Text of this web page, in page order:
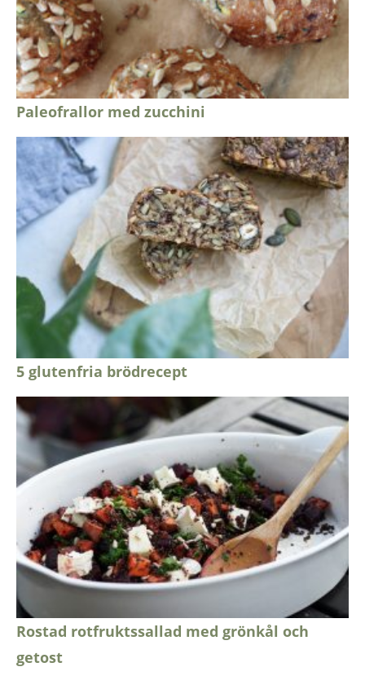
Paleofrallor med zucchini
5 glutenfria brödrecept
Rostad rotfruktssallad med grönkål och
getost